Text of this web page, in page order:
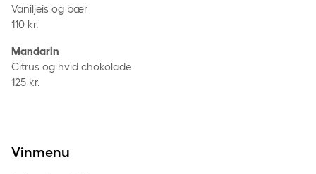
Vaniljeis og bær
110 kr.
Mandarin
Citrus og hvid chokolade
125 kr.
Vinmenu